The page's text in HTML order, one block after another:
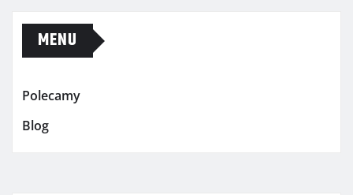
MENU
Polecamy
Blog